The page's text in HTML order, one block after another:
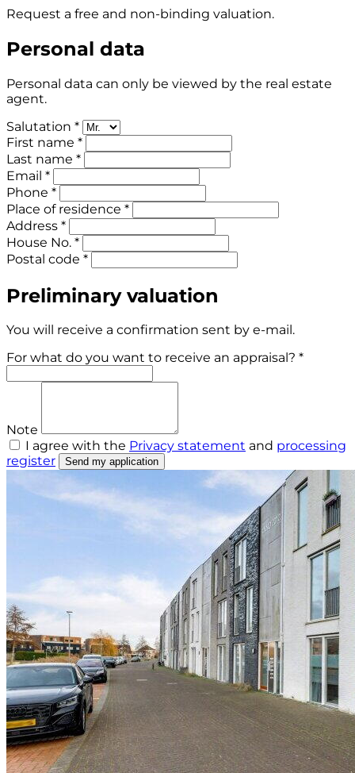
Request a free and non-binding valuation.
Personal data
Personal data can only be viewed by the real estate
agent.
Salutation *
First name *
Last name *
Email *
Phone *
Place of residence *
Address *
House No. *
Postal code *
Preliminary valuation
You will receive a confirmation sent by e-mail.
For what do you want to receive an appraisal? *
Note
I agree with the Privacy statement and processing
register
Send my application